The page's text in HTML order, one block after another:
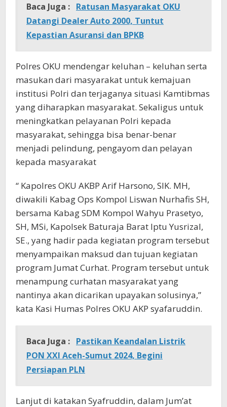
Baca Juga : Ratusan Masyarakat OKU
Datangi Dealer Auto 2000, Tuntut
Kepastian Asuransi dan BPKB
Polres OKU mendengar keluhan – keluhan serta
masukan dari masyarakat untuk kemajuan
institusi Polri dan terjaganya situasi Kamtibmas
yang diharapkan masyarakat. Sekaligus untuk
meningkatkan pelayanan Polri kepada
masyarakat, sehingga bisa benar-benar
menjadi pelindung, pengayom dan pelayan
kepada masyarakat
“ Kapolres OKU AKBP Arif Harsono, SIK. MH,
diwakili Kabag Ops Kompol Liswan Nurhafis SH,
bersama Kabag SDM Kompol Wahyu Prasetyo,
SH, MSi, Kapolsek Baturaja Barat Iptu Yusrizal,
SE., yang hadir pada kegiatan program tersebut
menyampaikan maksud dan tujuan kegiatan
program Jumat Curhat. Program tersebut untuk
menampung curhatan masyarakat yang
nantinya akan dicarikan upayakan solusinya,”
kata Kasi Humas Polres OKU AKP syafaruddin.
Baca Juga : Pastikan Keandalan Listrik
PON XXI Aceh-Sumut 2024, Begini
Persiapan PLN
Lanjut di katakan Syafruddin, dalam Jum’at